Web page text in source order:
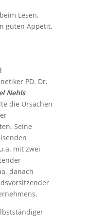
Lesen,
guten Appetit.
PD. Dr.
Nehls
die Ursachen
Seine
mit zwei
danach